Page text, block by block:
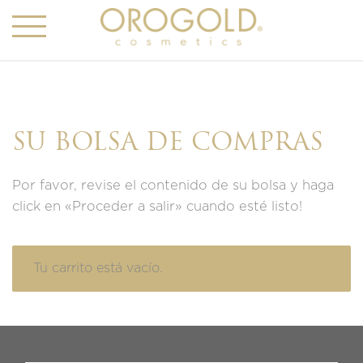
SU BOLSA DE COMPRAS
Por favor, revise el contenido de su bolsa y haga
click en «Proceder a salir» cuando esté listo!
Tu carrito está vacío.